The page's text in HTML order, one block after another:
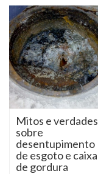
Mitos e verdades
sobre
desentupimento
de esgoto e caixa
de gordura